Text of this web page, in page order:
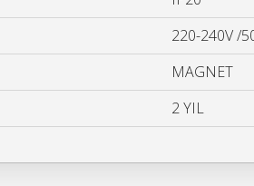
220-240V /
MAGNET
2 YIL